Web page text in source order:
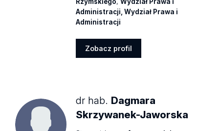
Rzymskiego,Wydział Prawa i
Administracji, Wydział Prawa i
Administracji
Zobacz profil
dr hab. Dagmara
Skrzywanek-Jaworska